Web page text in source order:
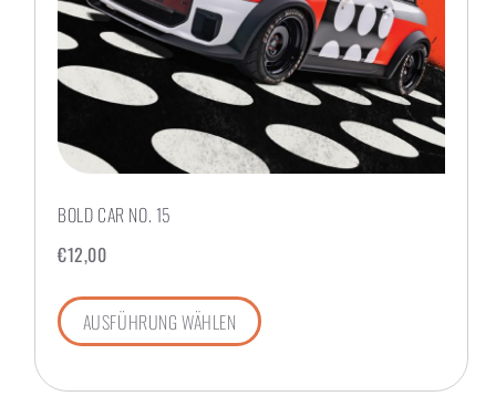
BOLD CAR NO. 15
€12,00
AUSFÜHRUNG WÄHLEN